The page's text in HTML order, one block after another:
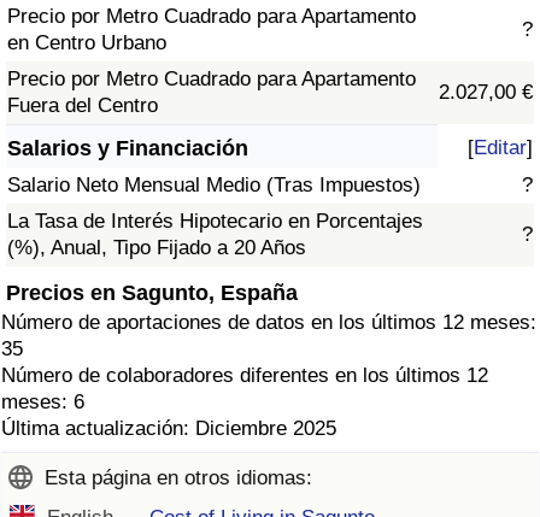
Precio por Metro Cuadrado para Apartamento
en Centro Urbano
?
Precio por Metro Cuadrado para Apartamento
Fuera del Centro
2.027,00 €
Salarios y Financiación [Editar]
Salario Neto Mensual Medio (Tras Impuestos)
?
La Tasa de Interés Hipotecario en Porcentajes
(%), Anual, Tipo Fijado a 20 Años
?
Precios en Sagunto, España
Número de aportaciones de datos en los últimos 12 meses:
35
Número de colaboradores diferentes en los últimos 12
meses: 6
Última actualización: Diciembre 2025
Esta página en otros idiomas: